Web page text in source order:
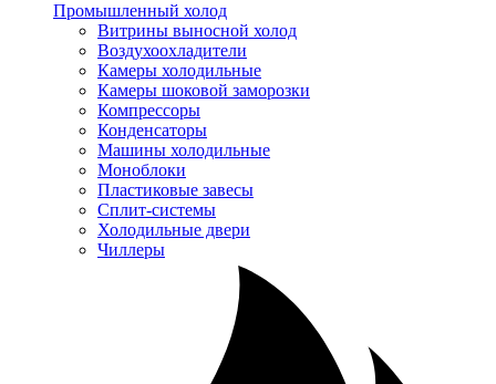
Промышленный холод
Витрины выносной холод
Воздухоохладители
Камеры холодильные
Камеры шоковой заморозки
Компрессоры
Конденсаторы
Машины холодильные
Моноблоки
Пластиковые завесы
Сплит-системы
Холодильные двери
Чиллеры